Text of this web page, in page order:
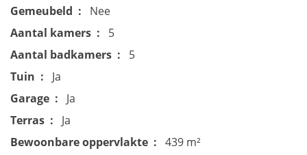
Gemeubeld
Nee
Aantal kamers
5
Aantal badkamers
5
Tuin
Ja
Garage
Ja
Terras
Ja
Bewoonbare oppervlakte
439 m²